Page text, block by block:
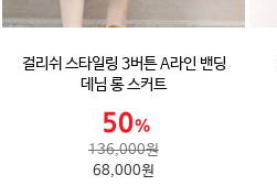
걸리쉬 스타일링 3버튼 A라인 밴딩
데님 롱 스커트
136,000원
68,000원